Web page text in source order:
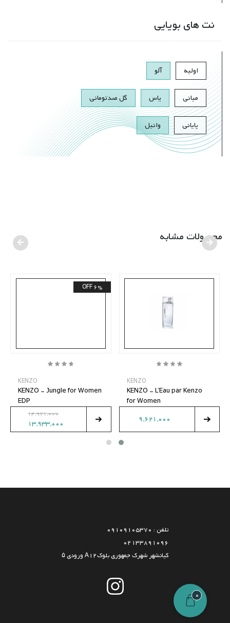
0
نت های بویایی
اولیه آلو
میانی یاس گل صدتومانی
پایانی وانیل
محصولات مشابه
6% OFF
KENZO
KENZO - Jungle for Women
EDP
14,971,000
13,933,000
KENZO
KENZO - L'Eau par Kenzo
for Women
9,621,000
تلفن : 09109105370
02133891096
کیانشهر شهرک جمهوری بلوکA12 ورودی ۵